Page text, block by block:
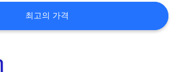
최고의 가격